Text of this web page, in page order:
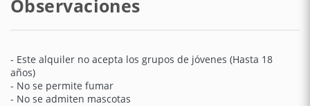
Observaciones
- Este alquiler no acepta los grupos de jóvenes (Hasta 18
años)
- No se permite fumar
- No se admiten mascotas